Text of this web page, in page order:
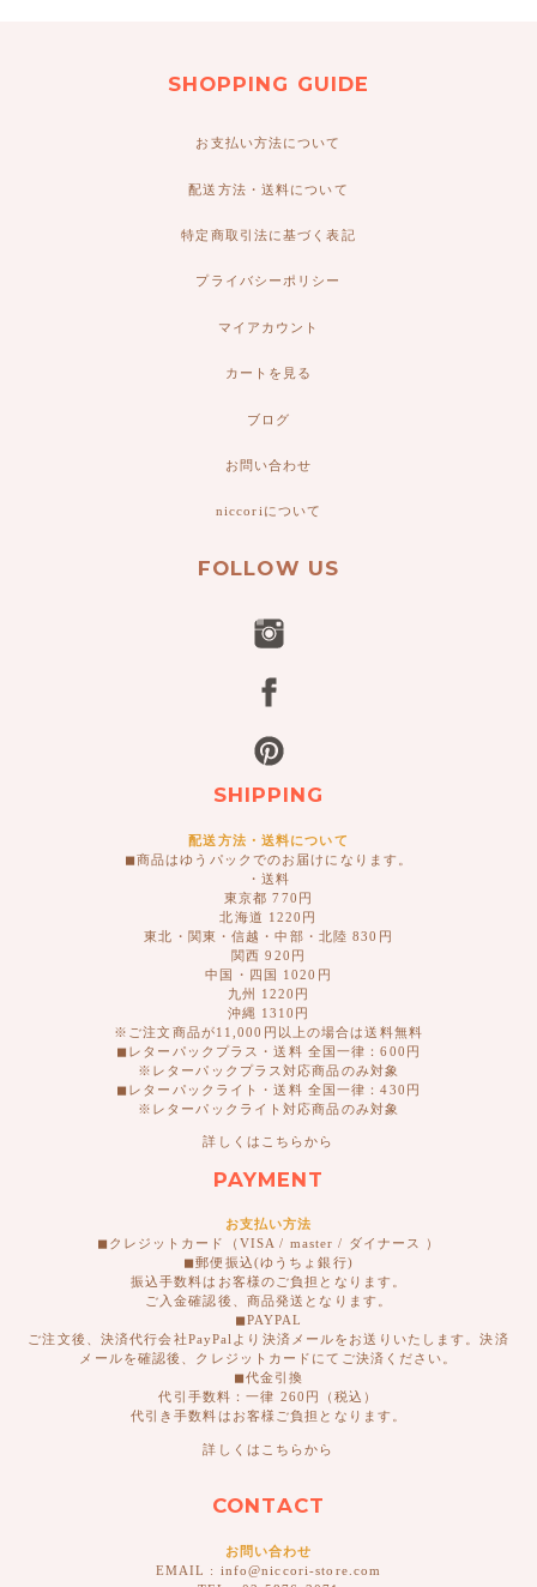
SHOPPING GUIDE
お支払い方法について
配送方法・送料について
特定商取引法に基づく表記
プライバシーポリシー
マイアカウント
カートを見る
ブログ
お問い合わせ
niccoriについて
FOLLOW US
SHIPPING
配送方法・送料について
◼︎商品はゆうパックでのお届けになります。
・送料
東京都 770円
北海道 1220円
東北・関東・信越・中部・北陸 830円
関西 920円
中国・四国 1020円
九州 1220円
沖縄 1310円
※ご注文商品が11,000円以上の場合は送料無料
◼︎レターパックプラス・送料 全国一律：600円
※レターパックプラス対応商品のみ対象
◼︎レターパックライト・送料 全国一律：430円
※レターパックライト対応商品のみ対象
詳しくはこちらから
PAYMENT
お支払い方法
◼︎クレジットカード（VISA / master / ダイナース ）
◼︎郵便振込(ゆうちょ銀行)
振込手数料はお客様のご負担となります。
ご入金確認後、商品発送となります。
◼︎PAYPAL
ご注文後、決済代行会社PayPalより決済メールをお送りいたします。決済
メールを確認後、クレジットカードにてご決済ください。
◼︎代金引換
代引手数料：一律 260円（税込）
代引き手数料はお客様ご負担となります。
詳しくはこちらから
CONTACT
お問い合わせ
EMAIL : info@niccori-store.com